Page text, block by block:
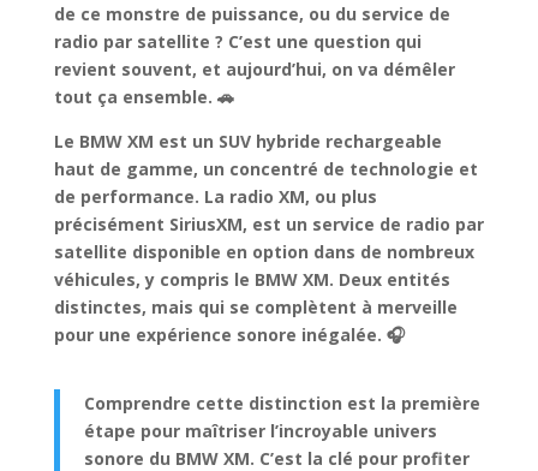
de ce monstre de puissance, ou du service de
radio par satellite ? C’est une question qui
revient souvent, et aujourd’hui, on va démêler
tout ça ensemble. 🚗
Le BMW XM est un SUV hybride rechargeable
haut de gamme, un concentré de technologie et
de performance. La radio XM, ou plus
précisément SiriusXM, est un service de radio par
satellite disponible en option dans de nombreux
véhicules, y compris le BMW XM. Deux entités
distinctes, mais qui se complètent à merveille
pour une expérience sonore inégalée. 🎧
Comprendre cette distinction est la première
étape pour maîtriser l’incroyable univers
sonore du BMW XM. C’est la clé pour profiter